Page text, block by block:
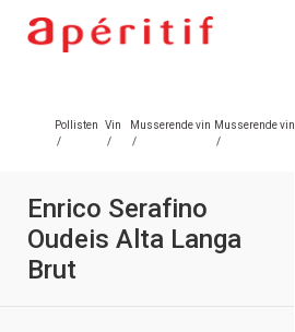
Pollisten
/
Vin
/
Musserende vin
/
Musserende vin
/
Enrico Serafino
Oudeis Alta Langa
Brut